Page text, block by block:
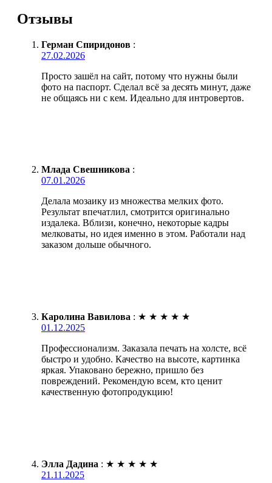
Отзывы
Герман Спиридонов :
27.02.2026
Просто зашёл на сайт, потому что нужны были
фото на паспорт. Сделал всё за десять минут, даже
не общаясь ни с кем. Идеально для интровертов.
Млада Свешникова :
07.01.2026
Делала мозаику из множества мелких фото.
Результат впечатлил, смотрится оригинально
издалека. Вблизи, конечно, некоторые кадры
мелковаты, но идея именно в этом. Работали над
заказом дольше обычного.
Каролина Вавилова : ★ ★ ★ ★ ★
01.12.2025
Профессионализм. Заказала печать на холсте, всё
быстро и удобно. Качество на высоте, картинка
яркая. Упаковано бережно, пришло без
повреждений. Рекомендую всем, кто ценит
качественную фотопродукцию!
Элла Дадина : ★ ★ ★ ★ ★
21.11.2025